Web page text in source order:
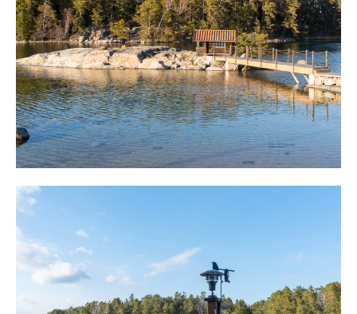
I anslutning ligger hus två med en trevlig veranda mot
sjösidan. Huset bjuder på sällskapsrum med en murad
öppen spis och i anslutning ett trinettkök med en större
kyl. Intill finns sovrum med våningsäng.
Längst upp på tomten, i en öppen glänta med mjuka,
barnvänliga gräsytor, finns hus ett och intill ett gästhus.
Även hus ett disponeras med en öppen planlösning med
kök, matplats, sällskapsrum och två sovrum. En murad
öppen spis finns som ger värme och atmosfär. Utgång
till skyddad uteplats med en vacker inramning. Intill
finns det stora gästhuset med ett stort rum och idag två
sängar. Här finns plats för dubbelsäng. I anslutning
finns även en bod med plats för redskap av diverse slag.